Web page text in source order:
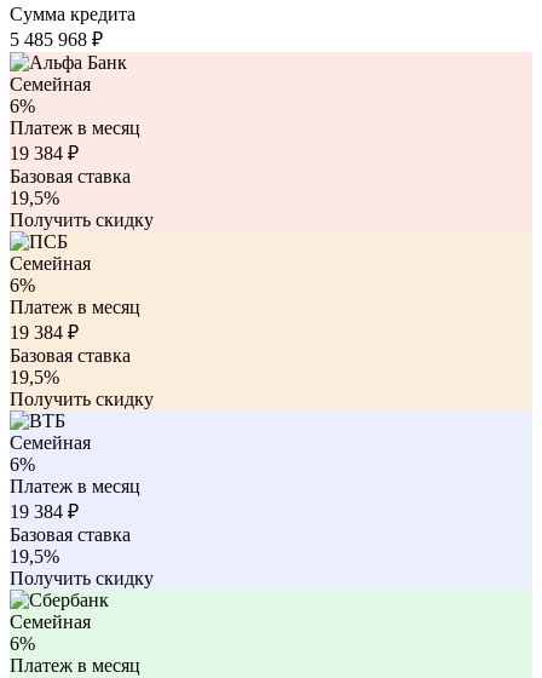
Сумма кредита
5 485 968 ₽
Семейная
6%
Платеж в месяц
19 384 ₽
Базовая ставка
19,5%
Получить скидку
Семейная
6%
Платеж в месяц
19 384 ₽
Базовая ставка
19,5%
Получить скидку
Семейная
6%
Платеж в месяц
19 384 ₽
Базовая ставка
19,5%
Получить скидку
Семейная
6%
Платеж в месяц